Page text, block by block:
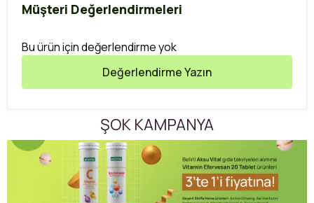
Müşteri Değerlendirmeleri
Bu ürün için değerlendirme yok
Değerlendirme Yazın
ŞOK KAMPANYA